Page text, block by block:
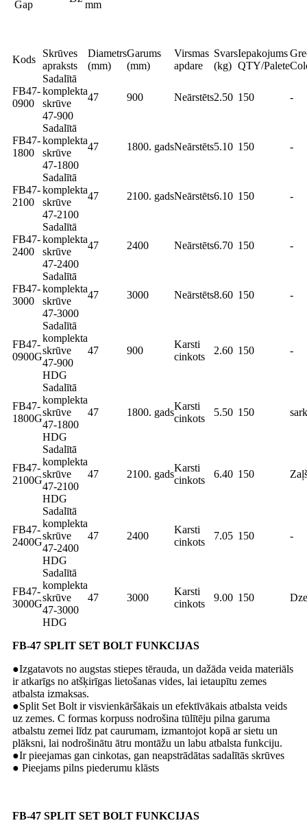
Gap mm
Kods
Skrūves
apraksts
DiametrsGarums
Virsmas
apdare
SvarsIepakojums
QTY/Palete
(mm) (mm) (kg)
FB47-
0900
Sadalītā
komplekta
skrūve
47-900
47 900 Neārstēts2.50 150 -
FB47-
1800
Sadalītā
komplekta
skrūve
47-1800
47 1800. gadsNeārstēts5.10 150 -
FB47-
2100
Sadalītā
komplekta
skrūve
47-2100
47 2100. gadsNeārstēts6.10 150 -
FB47-
2400
Sadalītā
komplekta
skrūve
47-2400
47 2400 Neārstēts6.70 150 -
FB47-
3000
Sadalītā
komplekta
skrūve
47-3000
47 3000 Neārstēts8.60 150 -
FB47-
0900G
Sadalītā
komplekta
skrūve
47-900
HDG
47 900
Karsti
cinkots
2.60 150 -
FB47-
1800G
Sadalītā
komplekta
skrūve
47-1800
HDG
47 1800. gads
Karsti
cinkots
5.50 150
FB47-
2100G
Sadalītā
komplekta
skrūve
47-2100
HDG
47 2100. gads
Karsti
cinkots
6.40 150
FB47-
2400G
Sadalītā
komplekta
skrūve
47-2400
HDG
47 2400
Karsti
cinkots
7.05 150 -
FB47-
3000G
Sadalītā
komplekta
skrūve
47-3000
HDG
47 3000
Karsti
cinkots
9.00 150
FB-47 SPLIT SET BOLT FUNKCIJAS
●Izgatavots no augstas stiepes tērauda, ​​un dažāda veida materiāls
ir atkarīgs no atšķirīgas lietošanas vides, lai ietaupītu zemes
atbalsta izmaksas.
●Split Set Bolt ir visvienkāršākais un efektīvākais atbalsta veids
uz zemes. C formas korpuss nodrošina tūlītēju pilna garuma
atbalstu zemei ​​līdz pat caurumam, izmantojot kopā ar sietu un
plāksni, lai nodrošinātu ātru montāžu un labu atbalsta funkciju.
●Ir pieejamas gan cinkotas, gan neapstrādātas sadalītās skrūves
● Pieejams pilns piederumu klāsts
FB-47 SPLIT SET BOLT FUNKCIJAS